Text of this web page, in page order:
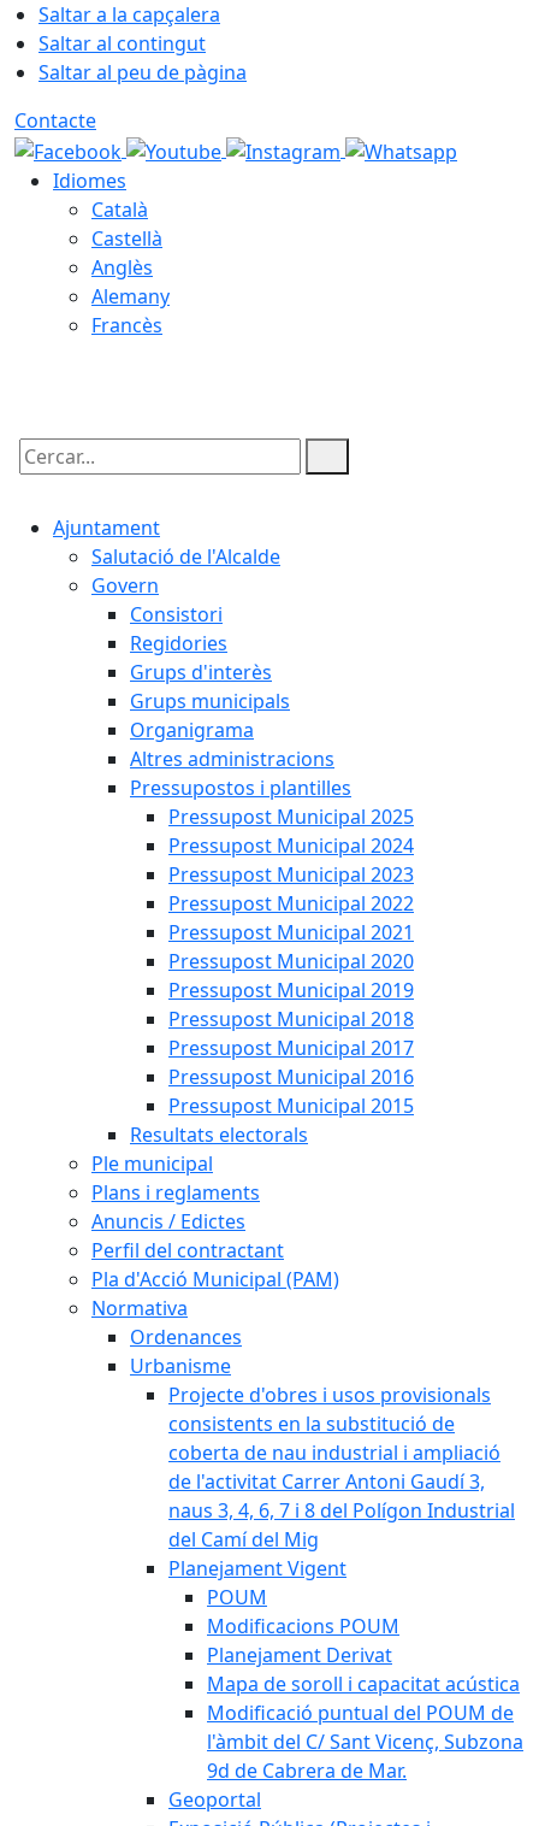
Saltar a la capçalera
Saltar al contingut
Saltar al peu de pàgina
Contacte
Idiomes
Català
Castellà
Anglès
Alemany
Francès
Cercar:
Ajuntament
Salutació de l'Alcalde
Govern
Consistori
Regidories
Grups d'interès
Grups municipals
Organigrama
Altres administracions
Pressupostos i plantilles
Pressupost Municipal 2025
Pressupost Municipal 2024
Pressupost Municipal 2023
Pressupost Municipal 2022
Pressupost Municipal 2021
Pressupost Municipal 2020
Pressupost Municipal 2019
Pressupost Municipal 2018
Pressupost Municipal 2017
Pressupost Municipal 2016
Pressupost Municipal 2015
Resultats electorals
Ple municipal
Plans i reglaments
Anuncis / Edictes
Perfil del contractant
Pla d'Acció Municipal (PAM)
Normativa
Ordenances
Urbanisme
Projecte d'obres i usos provisionals
consistents en la substitució de
coberta de nau industrial i ampliació
de l'activitat Carrer Antoni Gaudí 3,
naus 3, 4, 6, 7 i 8 del Polígon Industrial
del Camí del Mig
Planejament Vigent
POUM
Modificacions POUM
Planejament Derivat
Mapa de soroll i capacitat acústica
Modificació puntual del POUM de
l'àmbit del C/ Sant Vicenç, Subzona
9d de Cabrera de Mar.
Geoportal